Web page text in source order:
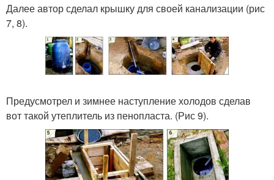
Далее автор сделал крышку для своей канализации (рис
7, 8).
Предусмотрел и зимнее наступление холодов сделав
вот такой утеплитель из пенопласта. (Рис 9).